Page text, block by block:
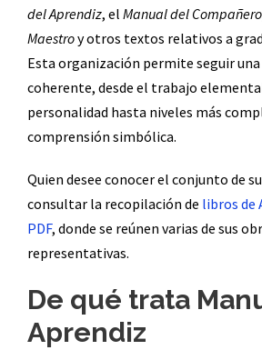
del Aprendiz, el Manual del Compañero
Maestroy otros textos relativos a
Esta organización permite seguir
coherente, desde el trabajo
personalidad hasta niveles más
comprensión simbólica.
Quien desee conocer el conjunto de
consultar la recopilación de libros de
PDF, donde se reúnen varias de sus
representativas.
De qué trata
Aprendiz